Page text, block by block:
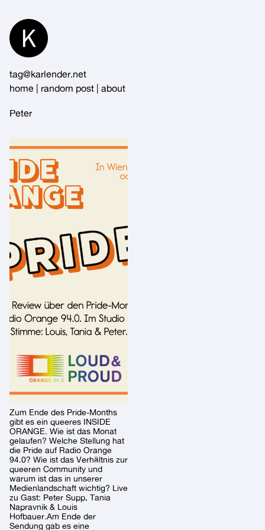
Content
tag@karlender.net
home
random post about
Peter
Zum Ende des Pride-Months
gibt es ein queeres INSIDE
ORANGE. Wie ist das Monat
gelaufen? Welche Stellung hat
die Pride auf Radio Orange
94.0? Wie ist das Verhältnis zur
queeren Community und
warum ist das in unserer
Medienlandschaft wichtig? Live
zu Gast: Peter Supp, Tania
Napravnik & Louis
Hofbauer.Am Ende der
Sendung gab es eine